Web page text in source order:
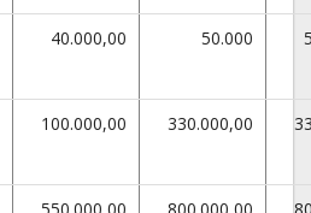
40.000,00 50.000
100.000,00 330.000,00